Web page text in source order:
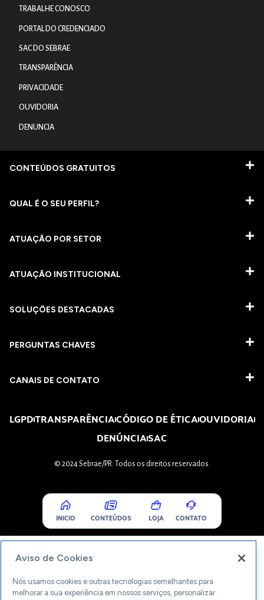
TRABALHE CONOSCO
PORTAL DO CREDENCIADO
SAC DO SEBRAE
TRANSPARÊNCIA
PRIVACIDADE
OUVIDORIA
DENUNCIA
CONTEÚDOS GRATUITOS
QUAL É O SEU PERFIL?
ATUAÇÃO POR SETOR
ATUAÇÃO INSTITUCIONAL
SOLUÇÕES DESTACADAS
PERGUNTAS CHAVES​
CANAIS DE CONTATO
LGPDTRANSPARÊNCIACÓDIGO DE ÉTICAOUVIDORIA
DENÚNCIASAC
© 2024 Sebrae/PR. Todos os direitos reservados.
INICIO CONTEÚDOS LOJA CONTATO
Aviso de Cookies
Nós usamos cookies e outras tecnologias semelhantes para
melhorar a sua experiência em nossos serviços, personalizar